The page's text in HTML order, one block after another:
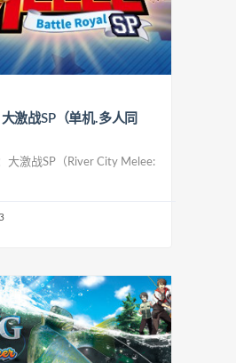
激战SP（单机.多人同
大激战SP（River City Melee: